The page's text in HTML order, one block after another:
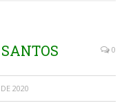
0
2020